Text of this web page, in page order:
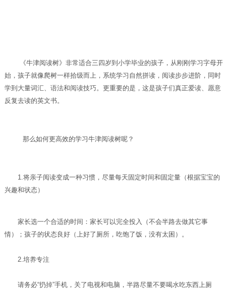
《牛津阅读树》非常适合三四岁到小学毕业的孩子，从刚刚学习字母开
始，孩子就像爬树一样拾级而上，系统学习自然拼读，阅读步步进阶，同时
学到大量词汇、语法和阅读技巧。更重要的是，这是孩子们真正爱读、愿意
反复去读的英文书。
那么如何更高效的学习牛津阅读树呢？
1.将亲子阅读变成一种习惯，尽量每天固定时间和固定量（根据宝宝的
兴趣和状态）
家长选一个合适的时间：家长可以完全投入（不会半路去做其它事
情）；孩子的状态良好（上好了厕所，吃饱了饭，没有太困）。
2.培养专注
请务必“扔掉”手机，关了电视和电脑，半路尽量不要喝水吃东西上厕